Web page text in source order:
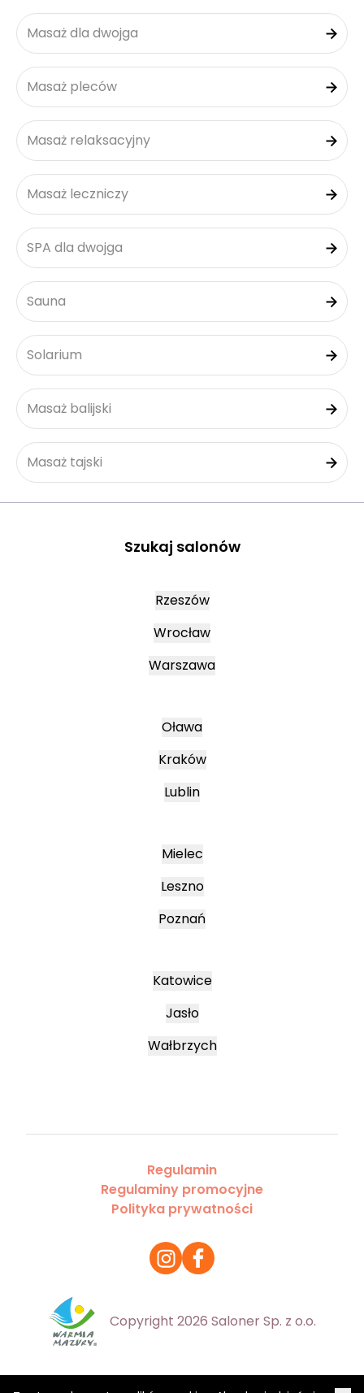
Masaż dla dwojga
Masaż pleców
Masaż relaksacyjny
Masaż leczniczy
SPA dla dwojga
Sauna
Solarium
Masaż balijski
Masaż tajski
Szukaj salonów
Rzeszów
Wrocław
Warszawa
Oława
Kraków
Lublin
Mielec
Leszno
Poznań
Katowice
Jasło
Wałbrzych
Regulamin
Regulaminy promocyjne
Polityka prywatności
Copyright 2026 Saloner Sp. z o.o.